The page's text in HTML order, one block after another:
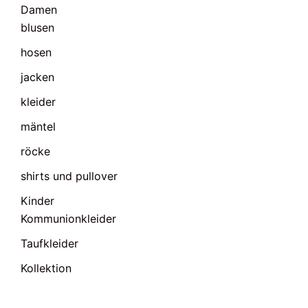
Damen
blusen
hosen
jacken
kleider
mäntel
röcke
shirts und pullover
Kinder
Kommunionkleider
Taufkleider
Kollektion